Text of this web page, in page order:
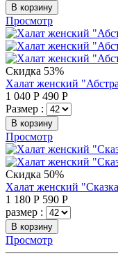
В корзину
Просмотр
Скидка 53%
Халат женский
1 040 Р 490 Р
Размер :
В корзину
Просмотр
Скидка 50%
Халат женский
1 180 Р 590 Р
размер :
В корзину
Просмотр